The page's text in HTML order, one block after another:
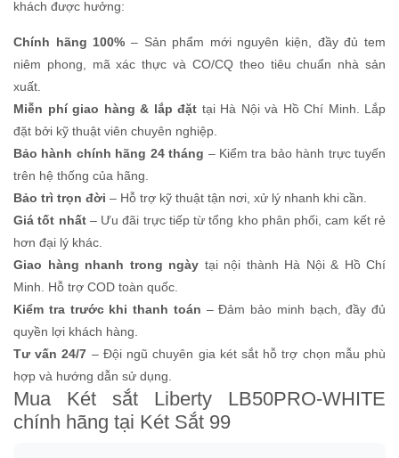
khách được hưởng:
Chính hãng 100% – Sản phẩm mới nguyên kiện, đầy đủ tem
niêm phong, mã xác thực và CO/CQ theo tiêu chuẩn nhà sản
xuất.
Miễn phí giao hàng & lắp đặt tại Hà Nội và Hồ Chí Minh. Lắp
đặt bởi kỹ thuật viên chuyên nghiệp.
Bảo hành chính hãng 24 tháng – Kiểm tra bảo hành trực tuyến
trên hệ thống của hãng.
Bảo trì trọn đời – Hỗ trợ kỹ thuật tận nơi, xử lý nhanh khi cần.
Giá tốt nhất– Ưu đãi trực tiếp từ tổng kho phân phối, cam kết rẻ
hơn đại lý khác.
Giao hàng nhanh trong ngày tại nội thành Hà Nội & Hồ Chí
Minh. Hỗ trợ COD toàn quốc.
Kiểm tra trước khi thanh toán – Đảm bảo minh bạch, đầy đủ
quyền lợi khách hàng.
Tư vấn 24/7 – Đội ngũ chuyên gia két sắt hỗ trợ chọn mẫu phù
hợp và hướng dẫn sử dụng.
Mua Két sắt Liberty LB50PRO-WHITE
chính hãng tại Két Sắt 99